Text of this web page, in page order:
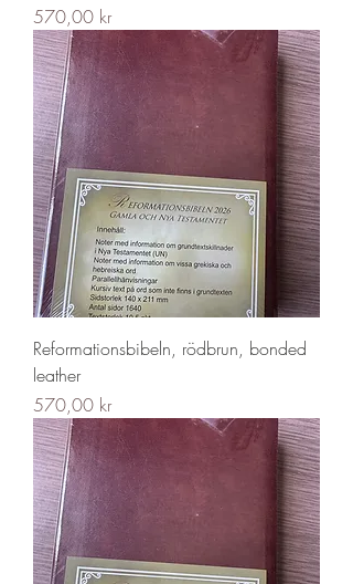
Pris
570,00 kr
Reformationsbibeln, rödbrun, bonded
leather
Pris
570,00 kr